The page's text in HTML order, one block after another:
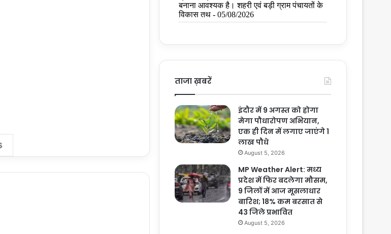
ताजा ख़बरें
इंदौर में 9 अगस्त को होगा
मेगा पौधारोपण अभियान,
एक ही दिन में लगाए जाएंगे 1
लाख पौधे
August 5, 2026
MP Weather Alert: मध्य
प्रदेश में फिर बदलेगा मौसम,
9 जिलों में आज मूसलाधार
बारिश; 18% कम बरसात से
43 जिले प्रभावित
August 5, 2026